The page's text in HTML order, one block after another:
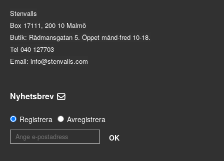
Stenvalls
Box 17111, 200 10 Malmö
Butik: Rådmansgatan 5. Öppet månd-fred 10-18.
Tel 040 127703
Email: info@stenvalls.com
Nyhetsbrev
Registrera
Avregistrera
OK